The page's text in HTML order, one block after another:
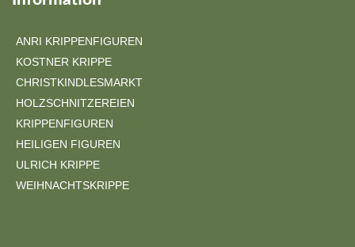
ANRI KRIPPENFIGUREN
KOSTNER KRIPPE
CHRISTKINDLESMARKT
HOLZSCHNITZEREIEN
KRIPPENFIGUREN
HEILIGEN FIGUREN
ULRICH KRIPPE
WEIHNACHTSKRIPPE